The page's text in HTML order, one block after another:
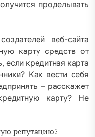
проделывать
веб-сайта
карту средств от
если кредитная карта
Как вести себя
– расскажет
карту? Не
репутацию?